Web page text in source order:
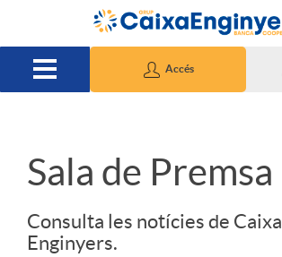
Salta al contingut principal
Accés
S
Sala de Premsa
Consulta les notícies de Caixa
Enginyers.